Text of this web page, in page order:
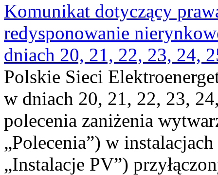
Komunikat dotyczący
redysponowanie
dniach 20, 21, 22, 23, 24,
Polskie Sieci
w dniach 20, 21, 22, 23,
polecenia zaniżenia
„Polecenia”) w
„Instalacje PV”)